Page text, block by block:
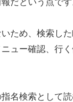
ため、検索し
ュー確認、行
名検索として